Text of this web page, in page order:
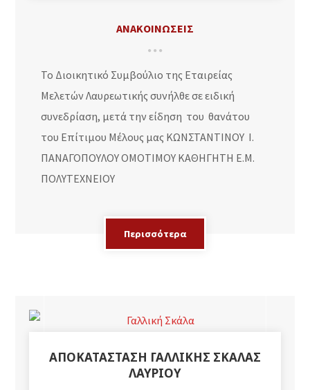
ΑΝΑΚΟΙΝΩΣΕΙΣ
Το Διοικητικό Συμβούλιο της Εταιρείας
Μελετών Λαυρεωτικής συνήλθε σε ειδική
συνεδρίαση, μετά την είδηση του θανάτου
του Επίτιμου Μέλους μας ΚΩΝΣΤΑΝΤΙΝΟΥ Ι.
ΠΑΝΑΓΟΠΟΥΛΟΥ ΟΜΟΤΙΜΟΥ ΚΑΘΗΓΗΤΗ Ε.Μ.
ΠΟΛΥΤΕΧΝΕΙΟΥ
Περισσότερα
ΑΠΟΚΑΤΑΣΤΑΣΗ ΓΑΛΛΙΚΗΣ ΣΚΑΛΑΣ
ΛΑΥΡΙΟΥ